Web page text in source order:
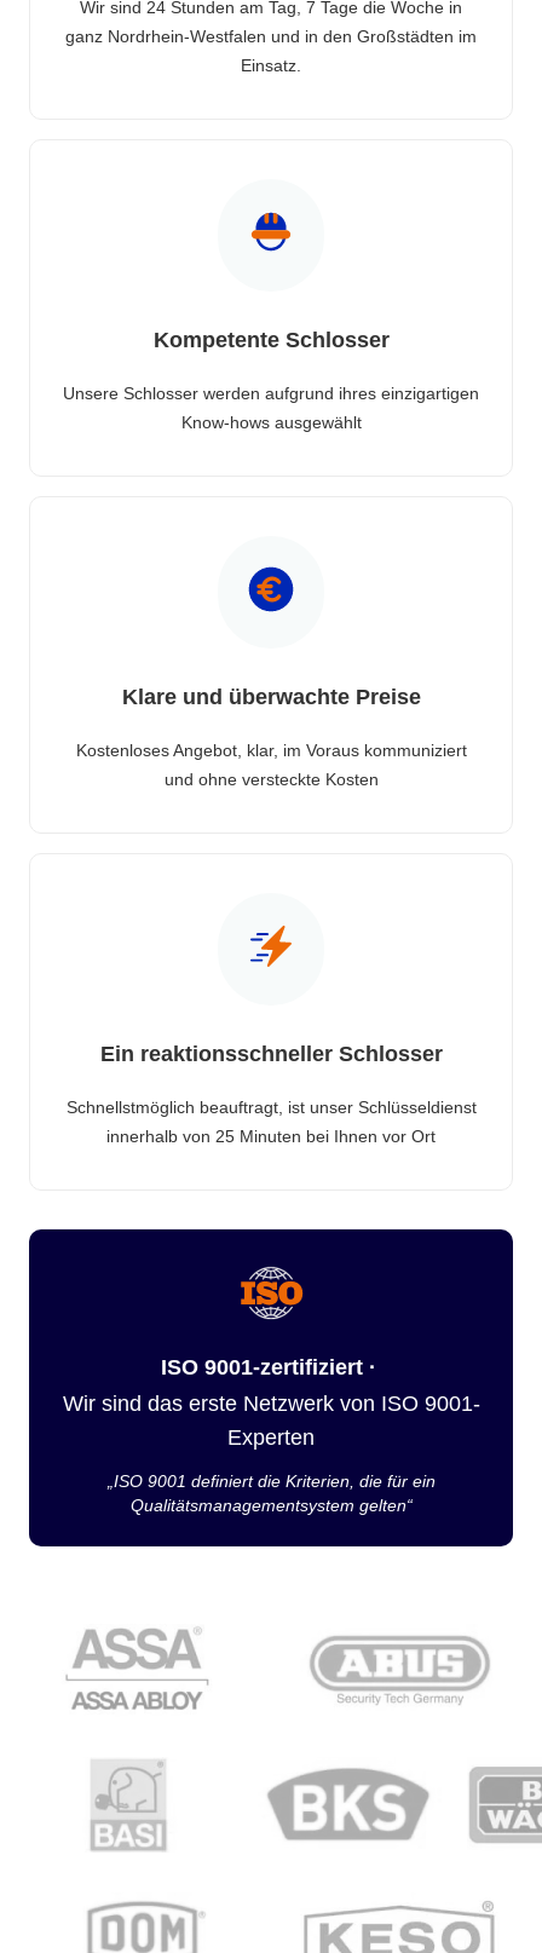
Wir sind 24 Stunden am Tag, 7 Tage die Woche in
ganz Nordrhein-Westfalen und in den Großstädten im
Einsatz.
Kompetente Schlosser
Unsere Schlosser werden aufgrund ihres einzigartigen
Know-hows ausgewählt
Klare und überwachte Preise
Kostenloses Angebot, klar, im Voraus kommuniziert
und ohne versteckte Kosten
Ein reaktionsschneller Schlosser
Schnellstmöglich beauftragt, ist unser Schlüsseldienst
innerhalb von 25 Minuten bei Ihnen vor Ort
ISO 9001-zertifiziert ·
Wir sind das erste Netzwerk von ISO 9001-
Experten
„ISO 9001 definiert die Kriterien, die für ein
Qualitätsmanagementsystem gelten“